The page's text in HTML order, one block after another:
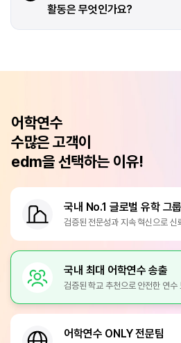
활동은 무엇인가요?
어학연수
수많은 고객이
edm을 선택하는 이유!
국내 No.1 글로벌 유학 그룹
검증된 전문성과 지속 혁신으로
국내 최대 어학연수 송출
검증된 학교 추천으로 안전한 연수
어학연수 ONLY 전문팀